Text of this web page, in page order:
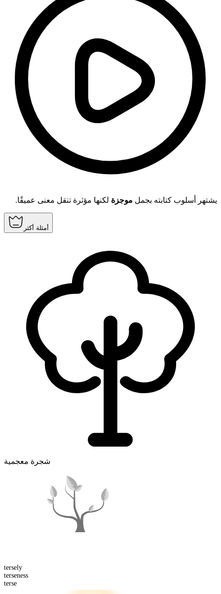
يشتهر أسلوب كتابته بجمل موجزة لكنها مؤثرة تنقل معنى عميقًا.
أمثلة أكثر
شجرة معجمية
tersely
terseness
terse